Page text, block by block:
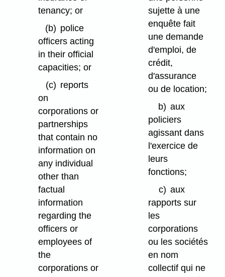
tenancy; or
(b) police
officers acting
in their official
capacities; or
(c) reports
on
corporations or
partnerships
that contain no
information on
any individual
other than
factual
information
regarding the
officers or
employees of
the
corporations or
sujette à une
enquête fait
une demande
d'emploi, de
crédit,
d'assurance
ou de location;
b) aux
policiers
agissant dans
l'exercice de
leurs
fonctions;
c) aux
rapports sur
les
corporations
ou les sociétés
en nom
collectif qui ne